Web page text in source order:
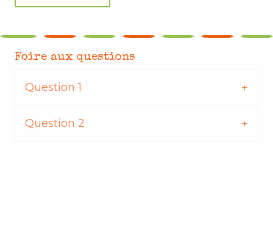
Foire aux questions
Question 1
Question 2